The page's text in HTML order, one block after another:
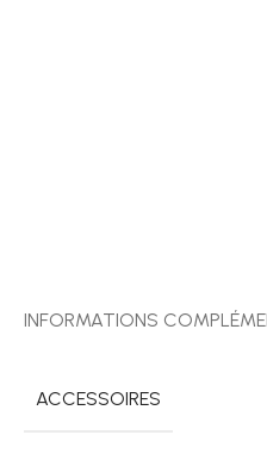
INFORMATIONS
ACCESSOIRES